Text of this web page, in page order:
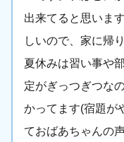
出来てると思いま
しいので、家に帰
夏休みは習い事や
定がぎっつぎつな
かってます(宿題が
ておばあちゃんの